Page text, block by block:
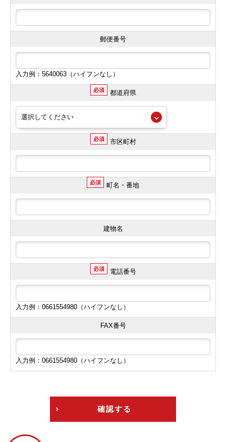
郵便番号
入力例：5640063（ハイフンなし）
必須 都道府県
必須 市区町村
必須 町名・番地
建物名
必須 電話番号
入力例：0661554980（ハイフンなし）
FAX番号
入力例：0661554980（ハイフンなし）
確認する